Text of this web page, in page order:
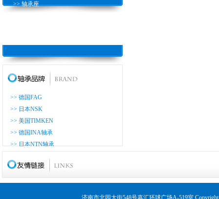
>> 轴承座
>> 德国FAG
>> 日本NSK
>> 美国TIMKEN
>> 德国INA轴承
>> 日本NTN轴承
>> 日本NACHI轴承
济南市北园大街548号嘉汇环球广场A-519室